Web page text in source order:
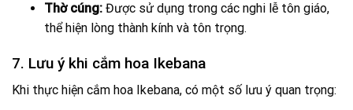
Thờ cúng:Được sử dụng trong các nghi lễ tôn giáo,
thể hiện lòng thành kính và tôn trọng.
7. Lưu ý khi cắm hoa Ikebana
Khi thực hiện cắm hoa Ikebana, có một số lưu ý quan trọng: